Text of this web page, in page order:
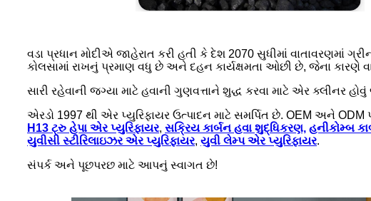
વડા પ્રધાન મોદીએ જાહેરાત કરી હતી કે દેશ 2070 સુધીમાં વાતાવરણમાં
કોલસામાં રાખનું પ્રમાણ વધુ છે અને દહન કાર્યક્ષમતા ઓછી છે, જેના કારણે
સારી રહેવાની જગ્યા માટે હવાની ગુણવત્તાને શુદ્ધ કરવા માટે એર ક્લીનર
એરડો 1997 થી એર પ્યુરિફાયર ઉત્પાદન માટે સમર્પિત છે. OEM અને
H13 ટ્રુ હેપા એર પ્યુરિફાયર, સક્રિય કાર્બન હવા શુદ્ધિકરણ, હનીકોમ્બ
યુવીસી સ્ટીરિલાઇઝર એર પ્યુરિફાયર, યુવી લેમ્પ એર પ્યુરિફાયર.
સંપર્ક અને પૂછપરછ માટે આપનું સ્વાગત છે!